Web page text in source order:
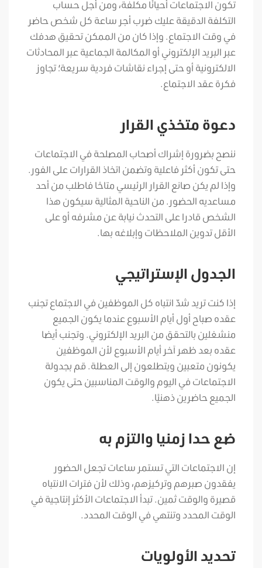
تكون الاجتماعات أحيانًا مكلفة، ومن أجل حساب
التكلفة الدقيقة عليك ضرب أجر ساعة كل شخص حاضر
في وقت الاجتماع. وإذا كان من الممكن تحقيق هدفك
عبر البريد الإلكتروني أو المكالمة الجماعية عبر المحادثات
الالكترونية أو حتى إجراء نقاشات فردية سريعة؛ تجاوز
فكرة عقد الاجتماع.
دعوة متخذي القرار
ننصح بضرورة إشراك أصحاب المصلحة في الاجتماعات
حتى تكون أكثر فاعلية وتضمن اتخاذ القرارات على الفور.
وإذا لم يكن صانع القرار الرئيسي متاحًا فاطلب من أحد
مساعديه الحضور. من الناحية المثالية سيكون هذا
الشخص قادرا على التحدث نيابة عن مشرفه أو على
الأقل تدوين الملاحظات وإبلاغه بها.
الجدول الإستراتيجي
إذا كنت تريد شدّ انتباه كل الموظفين في الاجتماع تجنب
عقده صباح أول أيام الأسبوع عندما يكون الجميع
منشغلين بالتحقق من البريد الإلكتروني. وتجنب أيضا
عقده بعد ظهر آخر أيام الأسبوع لأن الموظفين
يكونون متعبين ويتطلعون إلى العطلة. قم بجدولة
الاجتماعات في اليوم والوقت المناسبين حتى يكون
الجميع حاضرين ذهنيًا.
ضع حدا زمنيا والتزم به
إن الاجتماعات التي تستمر ساعات تجعل الحضور
يفقدون صبرهم وتركيزهم، وذلك لأن فترات الانتباه
قصيرة والوقت ثمين. تبدأ الاجتماعات الأكثر إنتاجية في
الوقت المحدد وتنتهي في الوقت المحدد.
تحديد الأولويات